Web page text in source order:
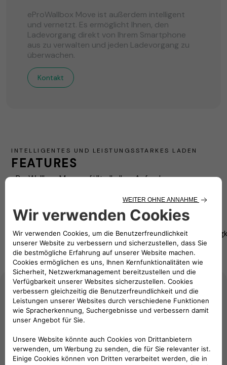
eProWallbox Move ist außerdem intelligent
und vernetzt. Es ermöglicht Ihnen, den
Ladevorgang direkt von Ihrem Smartphone
aus zu verwalten und jeden Ladevorgang zu
überwachen.
Kontakt
INTELLIGENTES UND LEISTUNGSSTARKES LADEN
FEATURES
eProWallbox Move erfüllt alle Ihre Anforderungen
Innen- und
Außenbeständigkeit
Intelligent
und
effizient
Immer
verbunden